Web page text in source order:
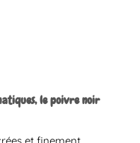
le poivre noir
et finement